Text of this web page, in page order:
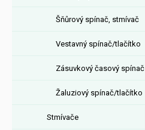
Šňůrový spínač, stmívač
Vestavný spínač/tlačítko
Zásuvkový časový spínač
Žaluziový spínač/tlačítko
Stmívače